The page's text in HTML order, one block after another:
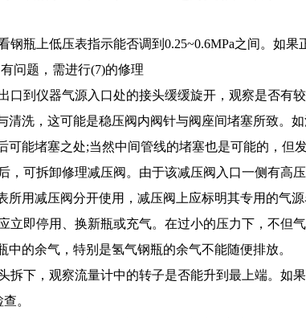
瓶上低压表指示能否调到0.25~0.6MPa之间。如
问题，需进行(7)的修理
到仪器气源入口处的接头缓缓旋开，观察是否有
清洗，这可能是稳压阀内阀针与阀座间堵塞所致。
可能堵塞之处;当然中间管线的堵塞也是可能的，但
可拆卸修理减压阀。由于该减压阀入口一侧有高
所用减压阀分开使用，减压阀上应标明其专用的气
即停用、换新瓶或充气。在过小的压力下，不但
的余气，特别是氢气钢瓶的余气不能随便排放。
下，观察流量计中的转子是否能升到最上端。如
。